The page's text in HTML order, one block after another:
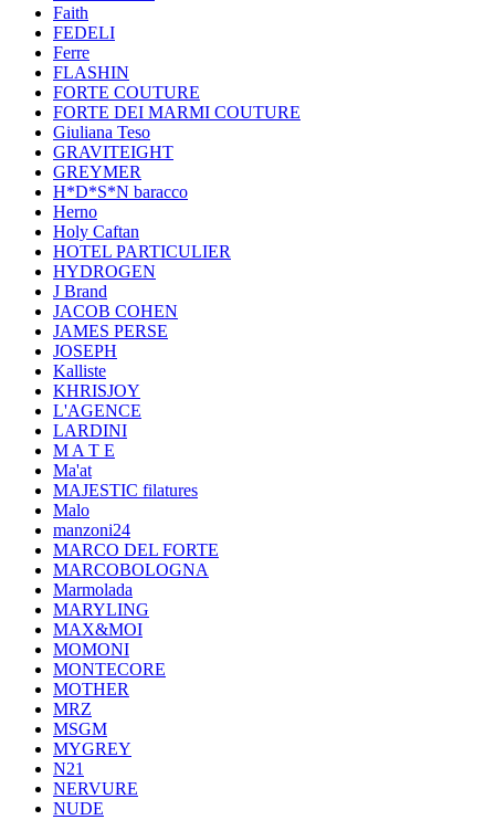
Faith
FEDELI
Ferre
FLASHIN
FORTE COUTURE
FORTE DEI MARMI COUTURE
Giuliana Teso
GRAVITEIGHT
GREYMER
H*D*S*N baracco
Herno
Holy Caftan
HOTEL PARTICULIER
HYDROGEN
J Brand
JACOB COHEN
JAMES PERSE
JOSEPH
Kalliste
KHRISJOY
L'AGENCE
LARDINI
M A T E
Ma'at
MAJESTIC filatures
Malo
manzoni24
MARCO DEL FORTE
MARCOBOLOGNA
Marmolada
MARYLING
MAX&MOI
MOMONI
MONTECORE
MOTHER
MRZ
MSGM
MYGREY
N21
NERVURE
NUDE